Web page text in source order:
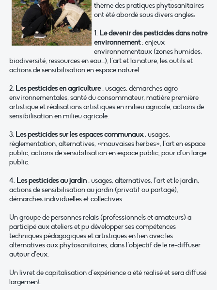
thème des pratiques phytosanitaires
ont été abordé sous divers angles:
1. Le devenir des pesticides dans notre
environnement: enjeux
environnementaux (zones humides,
biodiversité, ressources en eau…), l’art et la nature, les outils et
actions de sensibilisation en espace naturel.
2. Les pesticides en agriculture: usages, démarches agro-
environnementales, santé du consommateur, matière première
artistique et réalisations artistiques en milieu agricole, actions de
sensibilisation en milieu agricole.
3. Les pesticides sur les espaces communaux: usages,
règlementation, alternatives, «mauvaises herbes», l’art en espace
public, actions de sensibilisation en espace public, pour d’un large
public.
4. Les pesticides au jardin : usages, alternatives, l’art et le jardin,
actions de sensibilisation au jardin (privatif ou partagé),
démarches individuelles et collectives.
Un groupe de personnes relais (professionnels et amateurs) a
participé aux ateliers et pu développer ses compétences
techniques pédagogiques et artistiques en lien avec les
alternatives aux phytosanitaires, dans l’objectif de le re-diffuser
autour d’eux.
Un livret de capitalisation d’expérience a été réalisé et sera diffusé
largement.